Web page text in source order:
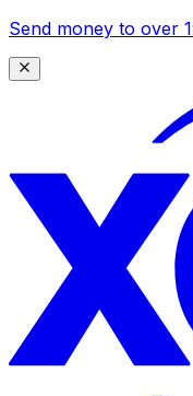
Send money to over